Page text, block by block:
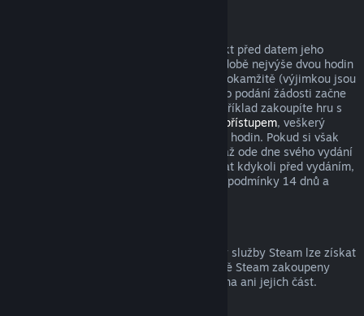
Když si ve službě Steam zakoupíte produkt před datem jeho
vydání, podmínka pro vrácení peněz v podobě nejvýše dvou hodin
strávených v tomto produktu začne platit okamžitě (výjimkou jsou
beta testování), zatímco 14denní lhůta pro podání žádosti začne
běžet až od data vydání. Když si tedy například zakoupíte hru s
prioritním přístupem, veškerý
odehraný čas bude počítán do limitu dvou hodin. Pokud si však
předobjednáte hru, která bude dostupná až ode dne svého vydání
(ne dříve), můžete o vrácení peněz zažádat kdykoli před vydáním,
přičemž s vydáním začnou platit klasické podmínky 14 dnů a
Peníze utracené za prostředky peněženky služby Steam lze získat
zpět, pokud byly tyto prostředky ve službě Steam zakoupeny
nejdéle před čtrnácti dny a nebyla utracena ani jejich část.